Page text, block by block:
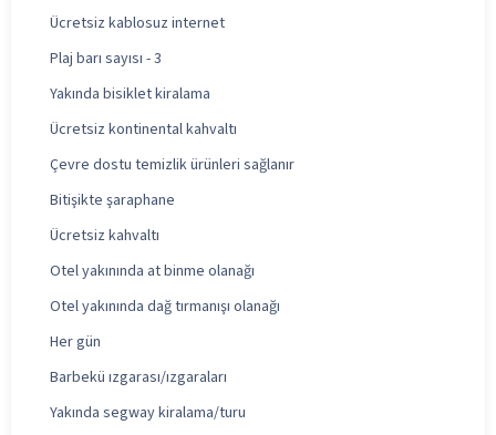
Ücretsiz kablosuz internet
Plaj barı sayısı - 3
Yakında bisiklet kiralama
Ücretsiz kontinental kahvaltı
Çevre dostu temizlik ürünleri sağlanır
Bitişikte şaraphane
Ücretsiz kahvaltı
Otel yakınında at binme olanağı
Otel yakınında dağ tırmanışı olanağı
Her gün
Barbekü ızgarası/ızgaraları
Yakında segway kiralama/turu